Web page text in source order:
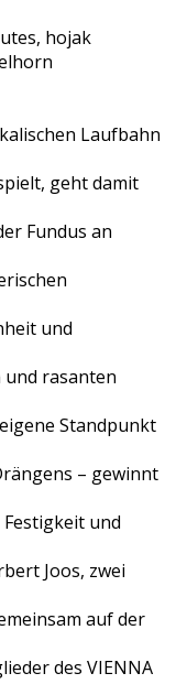
hojak
Laufbahn
geht damit
Fundus an
und
rasanten
Standpunkt
– gewinnt
und
Joos, zwei
auf der
des VIENNA